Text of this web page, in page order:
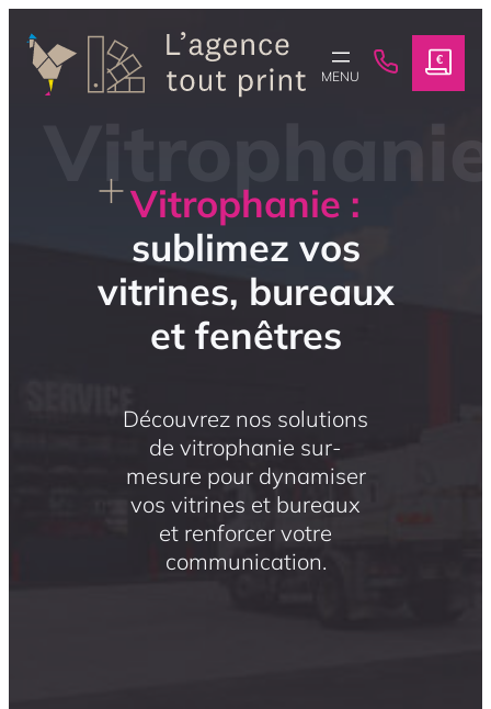
au
contenu
Vitrophanie :
sublimez vos
vitrines, bureaux
et fenêtres
Découvrez nos solutions
de vitrophanie sur-
mesure pour dynamiser
vos vitrines et bureaux
et renforcer votre
communication.